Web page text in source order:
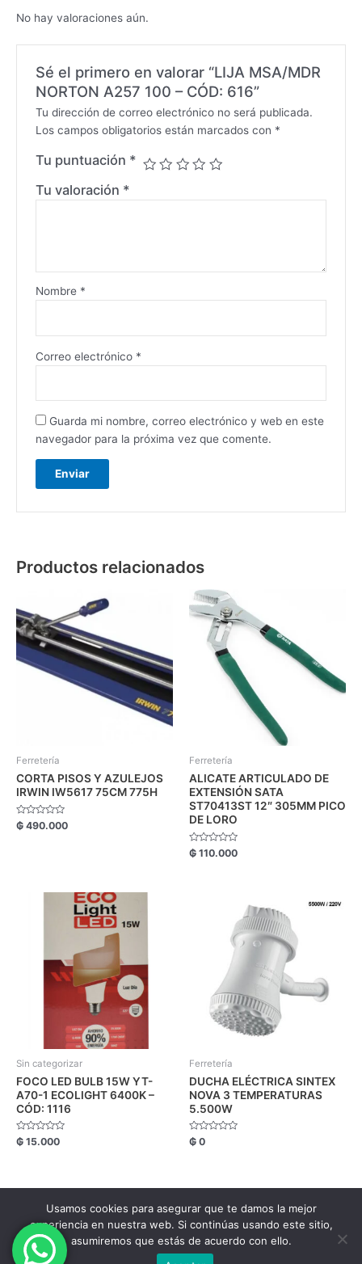
No hay valoraciones aún.
Sé el primero en valorar “LIJA MSA/MDR
NORTON A257 100 – CÓD: 616”
Tu dirección de correo electrónico no será publicada.
Los campos obligatorios están marcados con *
Tu puntuación *
Tu valoración *
Nombre *
Correo electrónico *
Guarda mi nombre, correo electrónico y web en este
navegador para la próxima vez que comente.
Productos relacionados
Ferretería
CORTA PISOS Y AZULEJOS
IRWIN IW5617 75CM 775H
Valorado
con
₲ 490.000
Ferretería
ALICATE ARTICULADO DE
EXTENSIÓN SATA
ST70413ST 12″ 305MM PICO
DE LORO
Valorado
con
₲ 110.000
Sin categorizar
FOCO LED BULB 15W YT-
A70-1 ECOLIGHT 6400K –
CÓD: 1116
Valorado
con
₲ 15.000
Ferretería
DUCHA ELÉCTRICA SINTEX
NOVA 3 TEMPERATURAS
5.500W
Valorado
con
₲ 0
Copyright FM Comercial © 2026.
Usamos cookies para asegurar que te damos la mejor
experiencia en nuestra web. Si continúas usando este sitio,
asumiremos que estás de acuerdo con ello.